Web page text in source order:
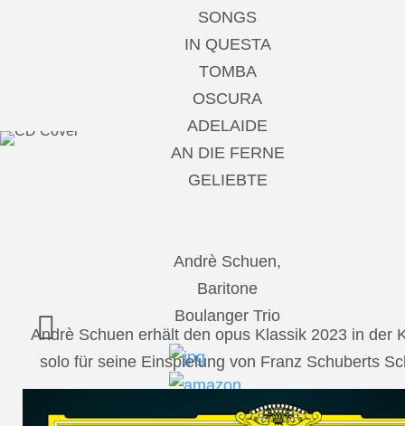
SONGS
IN QUESTA
TOMBA
OSCURA
ADELAIDE
AN DIE FERNE
GELIEBTE
Andrè Schuen,
Baritone
Boulanger Trio
Andrè Schuen erhält den opus Klassik 2023 in der
solo für seine Einspielung von Franz Schuberts